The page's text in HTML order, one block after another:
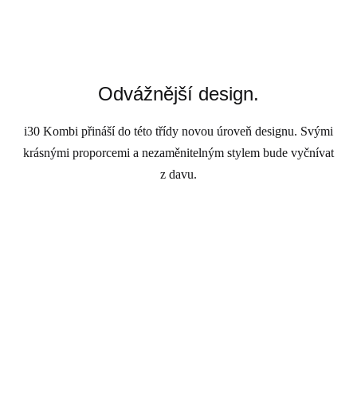
Odvážnější design.
i30 Kombi přináší do této třídy novou úroveň designu. Svými
krásnými proporcemi a nezaměnitelným stylem bude vyčnívat
z davu.